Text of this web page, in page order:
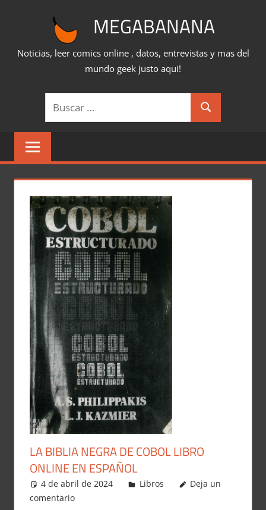
MEGABANANA
Noticias, leer comics online , datos, entrevistas y mas del
mundo geek justo aqui!
Buscar:
Buscar
LA BIBLIA NEGRA DE COBOL LIBRO
ONLINE EN ESPAÑOL
4 de abril de 2024 Carlitox Banana
Libros
Deja un
comentario